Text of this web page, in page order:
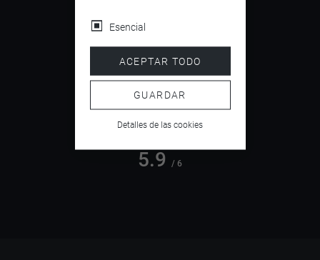
4.5
5.9 / 6
Esencial
ACEPTAR TODO
GUARDAR
Detalles de las cookies